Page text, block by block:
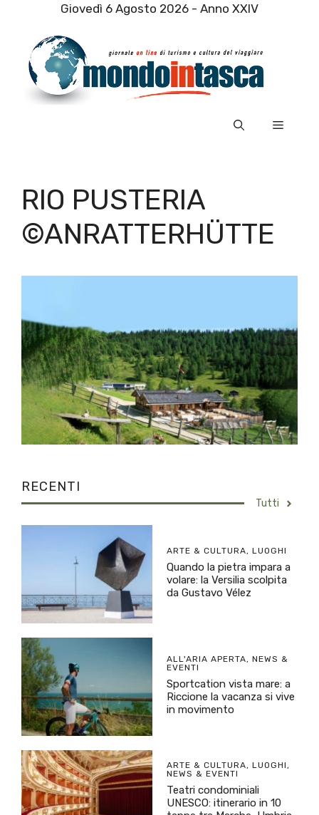
contenuto
Giovedì 6 Agosto 2026 - Anno XXIV
Menu
RIO PUSTERIA
©ANRATTERHÜTTE
RECENTI
Tutti
ARTE & CULTURA, LUOGHI
Quando la pietra impara a
volare: la Versilia scolpita
da Gustavo Vélez
ALL'ARIA APERTA, NEWS &
EVENTI
Sportcation vista mare: a
Riccione la vacanza si vive
in movimento
ARTE & CULTURA, LUOGHI ,
NEWS & EVENTI
Teatri condominiali
UNESCO: itinerario in 10